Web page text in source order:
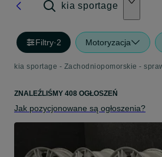
kia sportage
Filtry·2 Motoryzacja
ZNALEŹLIŚMY 408 OGŁOSZEŃ
Jak pozycjonowane są ogłoszenia?